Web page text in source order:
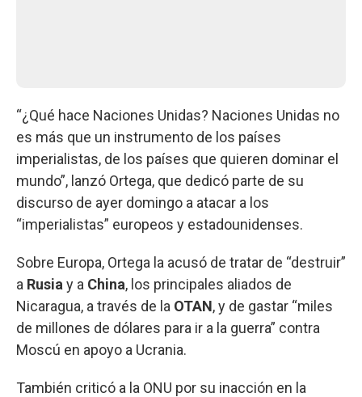
“¿Qué hace Naciones Unidas? Naciones Unidas no
es más que un instrumento de los países
imperialistas, de los países que quieren dominar el
mundo”, lanzó Ortega, que dedicó parte de su
discurso de ayer domingo a atacar a los
“imperialistas” europeos y estadounidenses.
Sobre Europa, Ortega la acusó de tratar de “destruir”
a Rusia y a China, los principales aliados de
Nicaragua, a través de la OTAN, y de gastar “miles
de millones de dólares para ir a la guerra” contra
Moscú en apoyo a Ucrania.
También criticó a la ONU por su inacción en la